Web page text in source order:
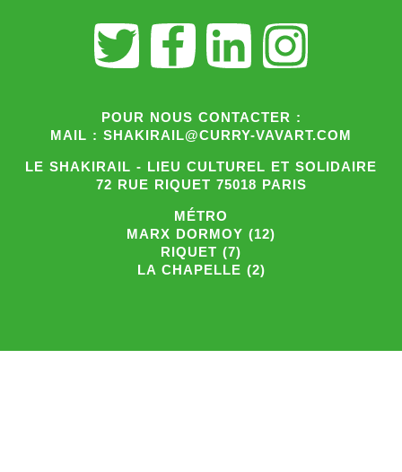
POUR NOUS CONTACTER :
MAIL : SHAKIRAIL@CURRY-VAVART.COM
LE SHAKIRAIL - LIEU CULTUREL ET SOLIDAIRE
72 RUE RIQUET 75018 PARIS
MÉTRO
MARX DORMOY (12)
RIQUET (7)
LA CHAPELLE (2)